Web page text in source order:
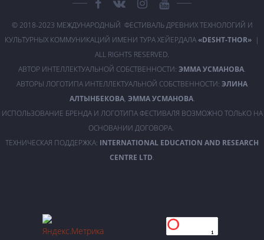
© 2018-2023 МЕЖДУНАРОДНЫЙ ФЕСТИВАЛЬ ДРЕВНИХ ТЕХНОЛОГИЙ И
КУЛЬТУРНЫХ КОММУНИКАЦИЙ ИМЕНИ ТУРА ХЕЙЕРДАЛА«DESHT-THOR» |
ALL RIGHTS RESERVED.
АВТОР ИНТЕЛЛЕКТУАЛЬНОЙ СОБСТВЕННОСТИ: ЭММА УСМАНОВА.
АВТОРЫ ЛОГОТИПА ИНТЕЛЛЕКТУАЛЬНОЙ СОБСТВЕННОСТИ: ЭЛИНА
АЛТЫНБЕКОВА, ЭММА УСМАНОВА.
ИСПОЛЬЗОВАНИЕ БРЕНДА И ЛОГОТИПА ФЕСТИВАЛЯ ВОЗМОЖНО ТОЛЬКО НА
ОСНОВАНИИ ДОГОВОРА.
ТЕХНИЧЕСКАЯ ПОДДЕРЖКА: INTERNATIONAL EDUCATION AND RESEARCH
CENTRE LTD.